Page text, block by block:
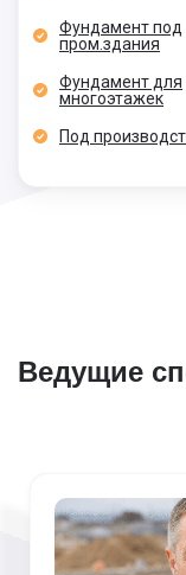
Фундамент под
пром.здания
Фундамент для
многоэтажек
Под
Ведущие